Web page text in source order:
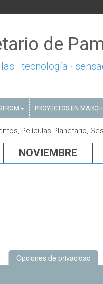
de
· tecnología ·
PROYECTOS EN
Películas Planetario,
NOVIEMBRE
Opciones de privacidad